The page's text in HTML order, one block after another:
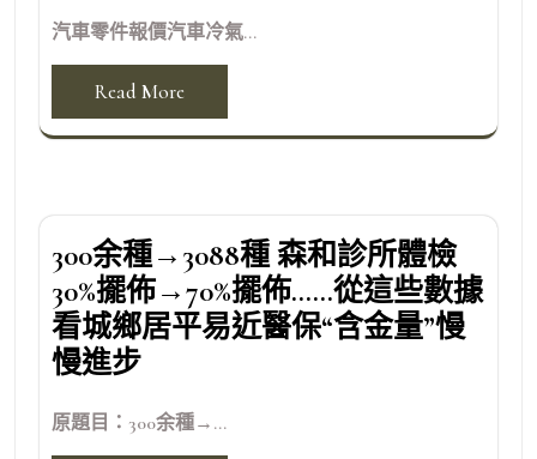
汽車零件報價汽車冷氣...
Read More
300余種→3088種 森和診所體檢
30%擺佈→70%擺佈……從這些數據
看城鄉居平易近醫保“含金量”慢
慢進步
原題目：300余種→...